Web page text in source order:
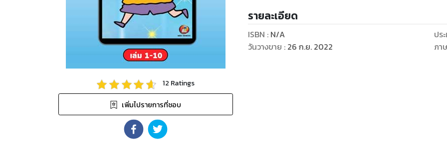
12 Ratings
เพิ่มไปรายการที่ชอบ
รายละเอียด
ISBN : N/A
วันวางขาย : 26 ก.ย. 2022
ปร
ภา